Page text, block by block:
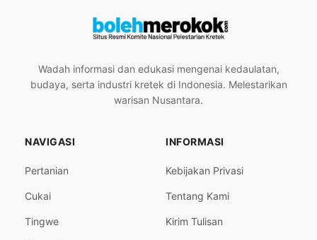
Wadah informasi dan edukasi mengenai kedaulatan,
budaya, serta industri kretek di Indonesia. Melestarikan
warisan Nusantara.
NAVIGASI
Pertanian
Cukai
Tingwe
INFORMASI
Kebijakan Privasi
Tentang Kami
Kirim Tulisan